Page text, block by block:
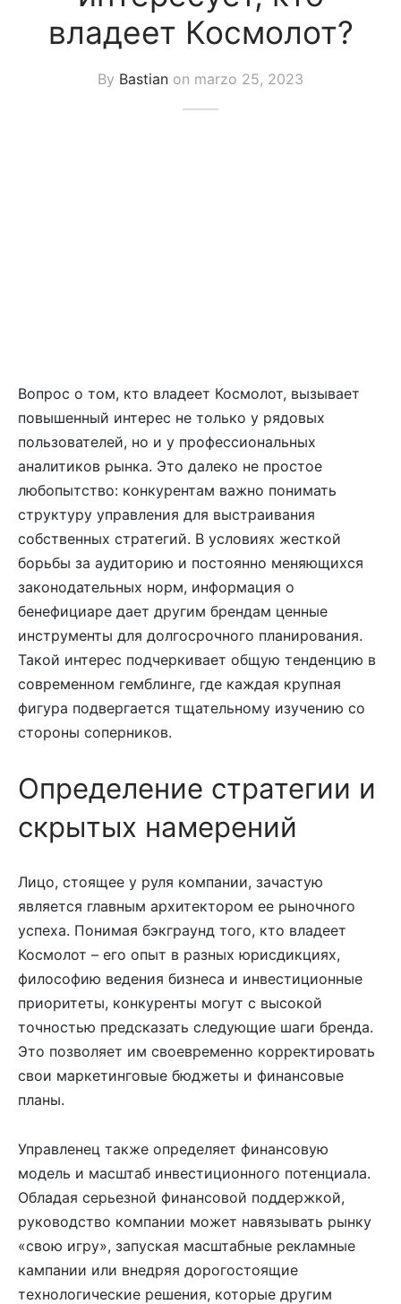
владеет Космолот?
By Bastian on marzo 25, 2023
Вопрос о том, кто владеет Космолот, вызывает
повышенный интерес не только у рядовых
пользователей, но и у профессиональных
аналитиков рынка. Это далеко не простое
любопытство: конкурентам важно понимать
структуру управления для выстраивания
собственных стратегий. В условиях жесткой
борьбы за аудиторию и постоянно меняющихся
законодательных норм, информация о
бенефициаре дает другим брендам ценные
инструменты для долгосрочного планирования.
Такой интерес подчеркивает общую тенденцию в
современном гемблинге, где каждая крупная
фигура подвергается тщательному изучению со
стороны соперников.
Определение стратегии и
скрытых намерений
Лицо, стоящее у руля компании, зачастую
является главным архитектором ее рыночного
успеха. Понимая бэкграунд того, кто владеет
Космолот – его опыт в разных юрисдикциях,
философию ведения бизнеса и инвестиционные
приоритеты, конкуренты могут с высокой
точностью предсказать следующие шаги бренда.
Это позволяет им своевременно корректировать
свои маркетинговые бюджеты и финансовые
планы.
Управленец также определяет финансовую
модель и масштаб инвестиционного потенциала.
Обладая серьезной финансовой поддержкой,
руководство компании может навязывать рынку
«свою игру», запуская масштабные рекламные
кампании или внедряя дорогостоящие
технологические решения, которые другим